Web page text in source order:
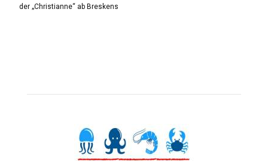
der „Christianne“ ab Breskens